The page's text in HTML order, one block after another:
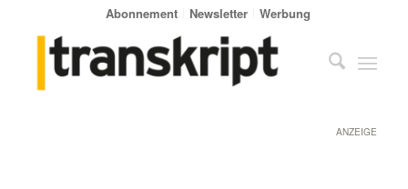
Abonnement Newsletter Werbung
ANZEIGE